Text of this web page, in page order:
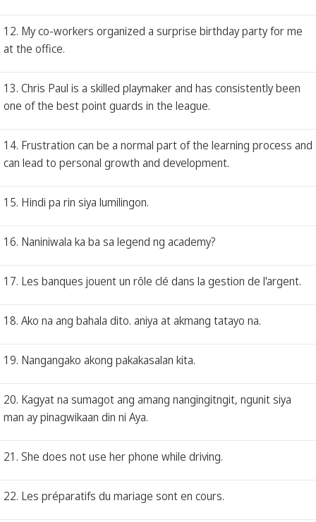
12. My co-workers organized a surprise birthday party for me
at the office.
13. Chris Paul is a skilled playmaker and has consistently been
one of the best point guards in the league.
14. Frustration can be a normal part of the learning process and
can lead to personal growth and development.
15. Hindi pa rin siya lumilingon.
16. Naniniwala ka ba sa legend ng academy?
17. Les banques jouent un rôle clé dans la gestion de l'argent.
18. Ako na ang bahala dito. aniya at akmang tatayo na.
19. Nangangako akong pakakasalan kita.
20. Kagyat na sumagot ang amang nangingitngit, ngunit siya
man ay pinagwikaan din ni Aya.
21. She does not use her phone while driving.
22. Les préparatifs du mariage sont en cours.